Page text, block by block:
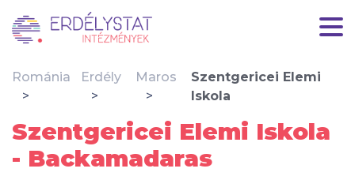
Románia Erdély Maros
Szentgericei Elemi
Iskola
Szentgericei Elemi Iskola
- Backamadaras